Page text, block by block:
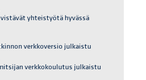
yhteistyötä hyvässä
verkkoversio julkaistu
verkkokoulutus julkaistu